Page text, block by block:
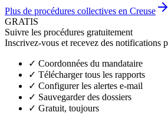
Plus de procédures collectives en Creuse
GRATIS
Suivre les procédures gratuitement
Inscrivez-vous et recevez des notifications
✓ Coordonnées du mandataire
✓ Télécharger tous les rapports
✓ Configurer les alertes e-mail
✓ Sauvegarder des dossiers
✓ Gratuit, toujours